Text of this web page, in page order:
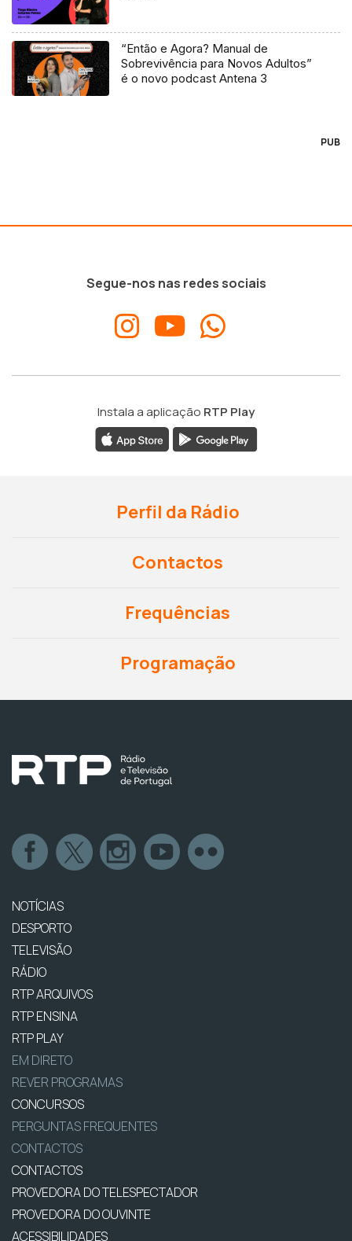
“Então e Agora? Manual de
Sobrevivência para Novos Adultos”
é o novo podcast Antena 3
PUB
Segue-nos nas redes sociais
Instala a aplicação RTP Play
Perfil da Rádio
Contactos
Frequências
Programação
NOTÍCIAS
DESPORTO
TELEVISÃO
RÁDIO
RTP ARQUIVOS
RTP ENSINA
RTP PLAY
EM DIRETO
REVER PROGRAMAS
CONCURSOS
PERGUNTAS FREQUENTES
CONTACTOS
CONTACTOS
PROVEDORA DO TELESPECTADOR
PROVEDORA DO OUVINTE
ACESSIBILIDADES